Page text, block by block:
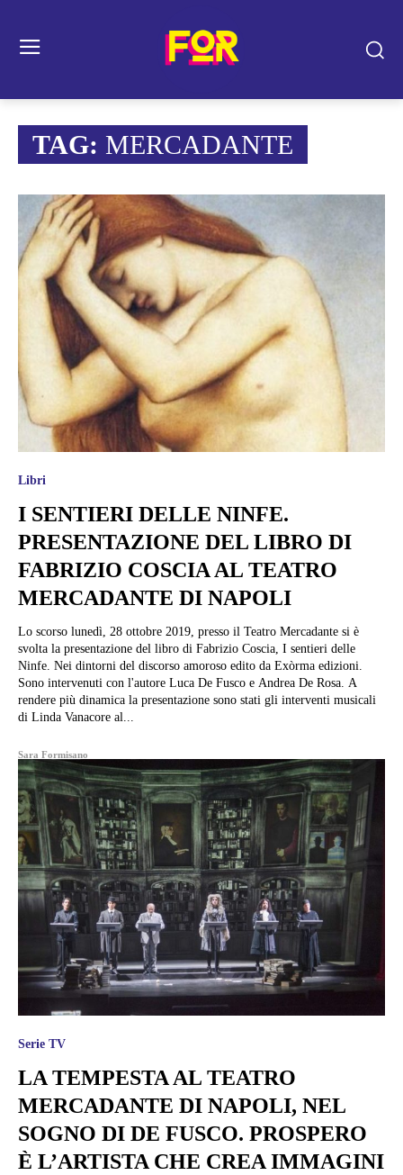
TAG: MERCADANTE
Libri
I SENTIERI DELLE NINFE.
PRESENTAZIONE DEL LIBRO DI
FABRIZIO COSCIA AL TEATRO
MERCADANTE DI NAPOLI
Lo scorso lunedì, 28 ottobre 2019, presso il Teatro Mercadante si è
svolta la presentazione del libro di Fabrizio Coscia, I sentieri delle
Ninfe. Nei dintorni del discorso amoroso edito da Exòrma edizioni.
Sono intervenuti con l'autore Luca De Fusco e Andrea De Rosa. A
rendere più dinamica la presentazione sono stati gli interventi musicali
di Linda Vanacore al...
Sara Formisano
Serie TV
LA TEMPESTA AL TEATRO
MERCADANTE DI NAPOLI, NEL
SOGNO DI DE FUSCO. PROSPERO
È L’ARTISTA CHE CREA IMMAGINI